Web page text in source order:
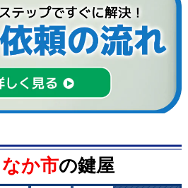
か市の鍵屋